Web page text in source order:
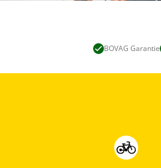
BOVAG Garantie